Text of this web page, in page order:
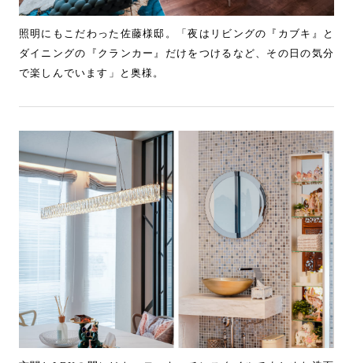
照明にもこだわった佐藤様邸。「夜はリビングの『カブキ』と
ダイニングの『クランカー』だけをつけるなど、その日の気分
で楽しんでいます」と奥様。